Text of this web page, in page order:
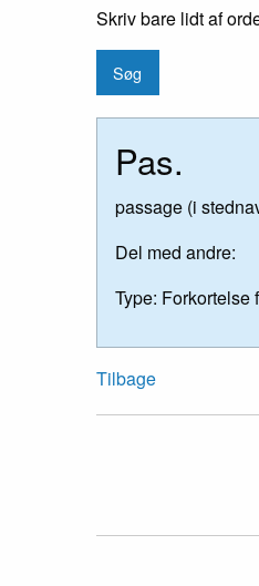
Skriv bare lidt af
Pas.
passage (i
Del med andre:
Type: Forkortelse
Tilbage